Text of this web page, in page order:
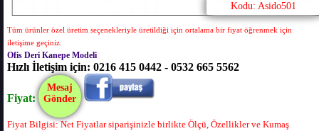
Kodu: Asido501
Tüm ürünler özel üretim seçenekleriyle üretildiği için ortalama bir fiyat öğrenmek için
iletişime geçiniz.
Ofis Deri Kanepe Modeli
Hızlı İletişim için: 0216 415 0442 - 0532 665 5562
Fiyat:
Mesaj
Gönder
Fiyat Bilgisi: Net Fiyatlar siparişinizle birlikte Ölçü, Özellikler ve Kumaş